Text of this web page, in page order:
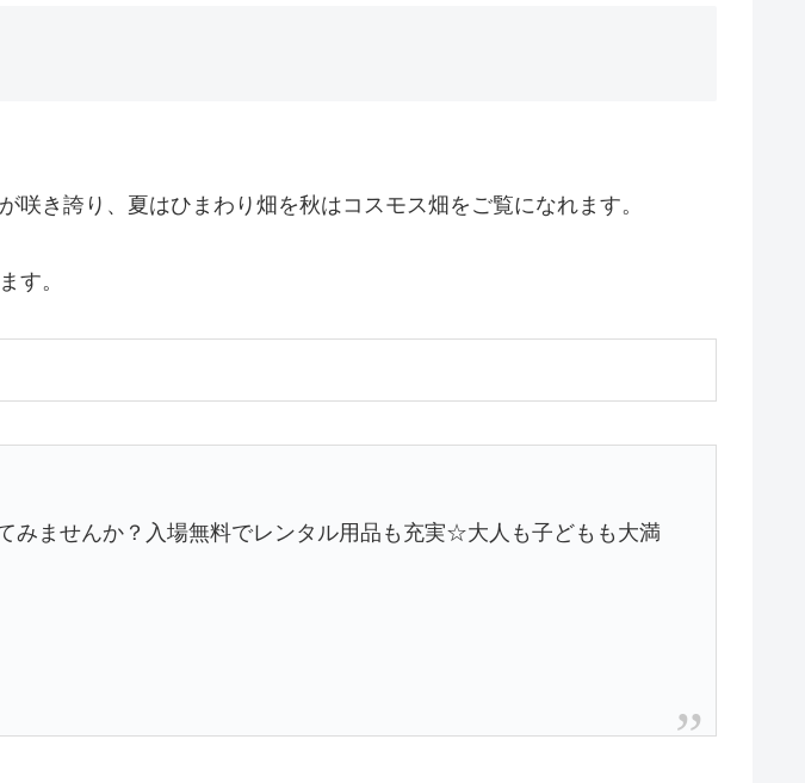
き誇り、夏はひまわり畑を秋はコスモス畑をご覧になれます。
す。
みませんか？入場無料でレンタル用品も充実☆大人も子どもも大満